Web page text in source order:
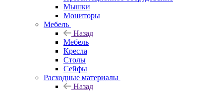
Мышки
Мониторы
Мебель
Назад
Мебель
Кресла
Столы
Сейфы
Расходные материалы
Назад